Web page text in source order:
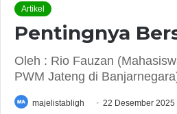
Artikel
Pentingnya
Oleh : Rio Fauzan
PWM Jateng di
majelistabligh 22 Desember 2025